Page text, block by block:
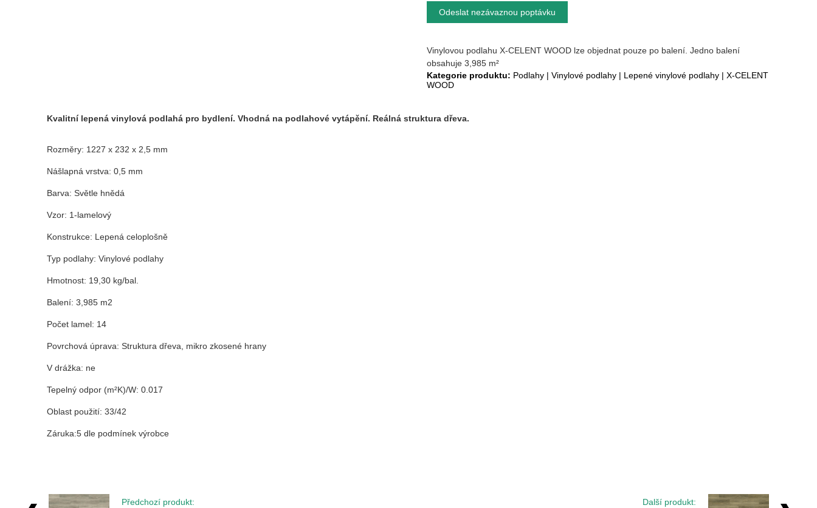
Odeslat nezávaznou poptávku
Vinylovou podlahu X-CELENT WOOD lze objednat pouze po balení. Jedno balení
obsahuje 3,985 m²
Kategorie produktu: Podlahy |Vinylové podlahy | Lepené vinylové podlahy |X-CELENT
WOOD
Kvalitní lepená vinylová podlahá pro bydlení. Vhodná na podlahové vytápění. Reálná struktura dřeva.
Rozměry: 1227 x 232 x 2,5 mm
Nášlapná vrstva: 0,5 mm
Barva:Světle hnědá
Vzor: 1-lamelový
Konstrukce: Lepená celoplošně
Typ podlahy:Vinylové podlahy
Hmotnost: 19,30 kg/bal.
Balení: 3,985 m2
Počet lamel: 14
Povrchová úprava:Struktura dřeva, mikro zkosené hrany
V drážka: ne
Tepelný odpor (m²K)/W:0.017
Oblast použití: 33/42
Záruka:5 dle podmínek výrobce
Předchozí produkt: Další produkt: